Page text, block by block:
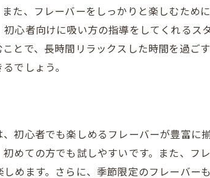
た、フレーバーをしっかりと楽しむため
心者向けに吸い方の指導をしてくれるス
とで、長時間リラックスした時間を過ご
でしょう。
初心者でも楽しめるフレーバーが豊富に揃
めての方でも試しやすいです。また、フ
めます。さらに、季節限定のフレーバー